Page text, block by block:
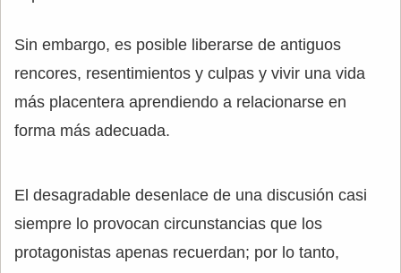
Sin embargo, es posible liberarse de antiguos
rencores, resentimientos y culpas y vivir una vida
más placentera aprendiendo a relacionarse en
forma más adecuada.
El desagradable desenlace de una discusión casi
siempre lo provocan circunstancias que los
protagonistas apenas recuerdan; por lo tanto,